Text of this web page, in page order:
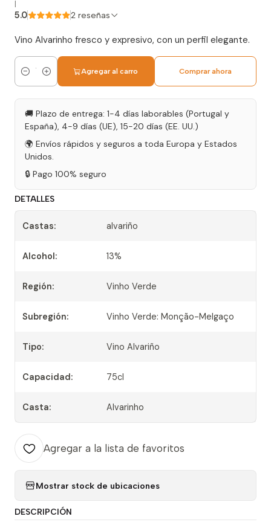
5.0 2 reseñas
Vino Alvarinho fresco y expresivo, con un perfil elegante.
Cantidad
Agregar al carro Comprar ahora
🚚 Plazo de entrega: 1-4 días laborables (Portugal y
España), 4-9 días (UE), 15-20 días (EE. UU.)
🌍 Envíos rápidos y seguros a toda Europa y Estados
Unidos.
🔒 Pago 100% seguro
DETALLES
Castas: alvariño
Alcohol: 13%
Región: Vinho Verde
Subregión: Vinho Verde: Monção-Melgaço
Tipo: Vino Alvariño
Capacidad: 75cl
Casta: Alvarinho
Agregar a la lista de favoritos
Mostrar stock de ubicaciones
DESCRIPCIÓN